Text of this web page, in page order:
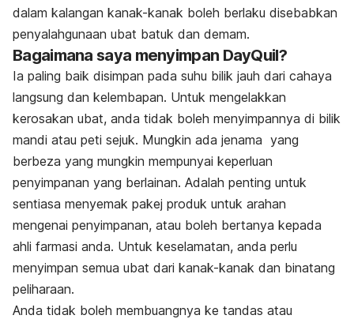
dalam kalangan kanak-kanak boleh berlaku disebabkan
penyalahgunaan ubat batuk dan demam.
Bagaimana saya menyimpan DayQuil?
Ia paling baik disimpan pada suhu bilik jauh dari cahaya
langsung dan kelembapan. Untuk mengelakkan
kerosakan ubat, anda tidak boleh menyimpannya di bilik
mandi atau peti sejuk. Mungkin ada jenama yang
berbeza yang mungkin mempunyai keperluan
penyimpanan yang berlainan. Adalah penting untuk
sentiasa menyemak pakej produk untuk arahan
mengenai penyimpanan, atau boleh bertanya kepada
ahli farmasi anda. Untuk keselamatan, anda perlu
menyimpan semua ubat dari kanak-kanak dan binatang
peliharaan.
Anda tidak boleh membuangnya ke tandas atau